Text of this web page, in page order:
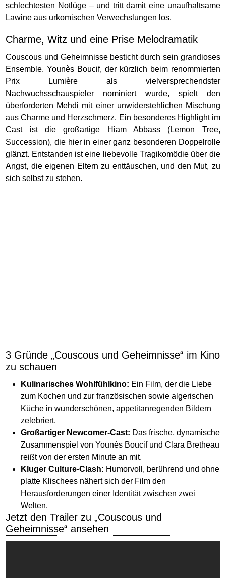
schlechtesten Notlüge – und tritt damit eine unaufhaltsame
Lawine aus urkomischen Verwechslungen los.
Charme, Witz und eine Prise Melodramatik
Couscous und Geheimnisse besticht durch sein grandioses
Ensemble. Younès Boucif, der kürzlich beim renommierten
Prix Lumière als vielversprechendster
Nachwuchsschauspieler nominiert wurde, spielt den
überforderten Mehdi mit einer unwiderstehlichen Mischung
aus Charme und Herzschmerz. Ein besonderes Highlight im
Cast ist die großartige Hiam Abbass (Lemon Tree,
Succession), die hier in einer ganz besonderen Doppelrolle
glänzt. Entstanden ist eine liebevolle Tragikomödie über die
Angst, die eigenen Eltern zu enttäuschen, und den Mut, zu
sich selbst zu stehen.
3 Gründe „Couscous und Geheimnisse“ im Kino
zu schauen
Kulinarisches Wohlfühlkino: Ein Film, der die Liebe
zum Kochen und zur französischen sowie algerischen
Küche in wunderschönen, appetitanregenden Bildern
zelebriert.
Großartiger Newcomer-Cast: Das frische, dynamische
Zusammenspiel von Younès Boucif und Clara Bretheau
reißt von der ersten Minute an mit.
Kluger Culture-Clash: Humorvoll, berührend und ohne
platte Klischees nähert sich der Film den
Herausforderungen einer Identität zwischen zwei
Welten.
Jetzt den Trailer zu „Couscous und
Geheimnisse“ ansehen